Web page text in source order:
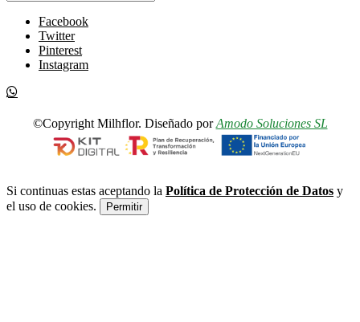
Facebook
Twitter
Pinterest
Instagram
©Copyright Milhflor. Diseñado porAmodo Soluciones SL
Si continuas estas aceptando la Política de Protección de Datos y
el uso de cookies.
Permitir